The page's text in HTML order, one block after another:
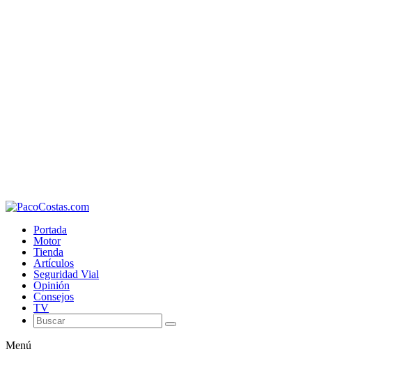
Portada
Motor
Tienda
Artículos
Seguridad Vial
Opinión
Consejos
TV
Menú